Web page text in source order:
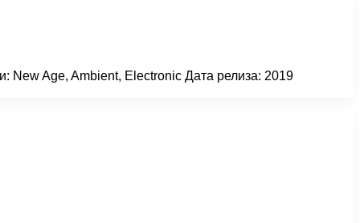
New Age, Ambient, Electronic Дата релиза: 2019